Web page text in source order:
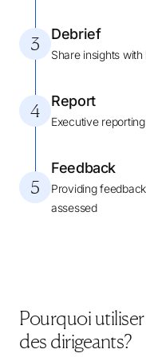
3 Debrief
Share insights
4 Report
Executive reporting
5
Feedback
Providing
assessed
Pourquoi
des dirigeants?